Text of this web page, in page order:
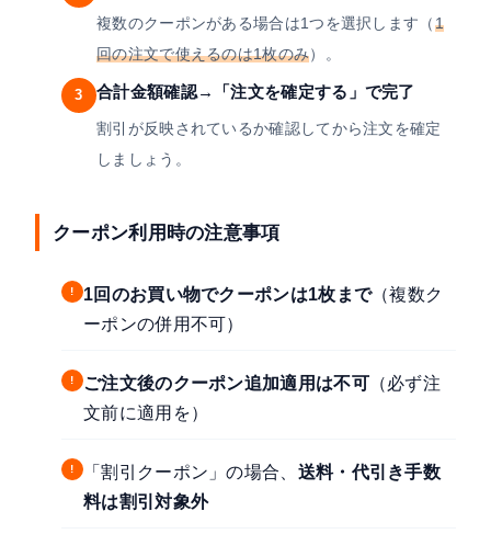
複数のクーポンがある場合は1つを選択します（1
回の注文で使えるのは1枚のみ）。
3 合計金額確認→「注文を確定する」で完了
割引が反映されているか確認してから注文を確定
しましょう。
クーポン利用時の注意事項
! 1回のお買い物でクーポンは1枚まで（複数ク
ーポンの併用不可）
! ご注文後のクーポン追加適用は不可
（必ず注
文前に適用を）
! 「割引クーポン」の場合、 送料・代引き手数
料は割引対象外